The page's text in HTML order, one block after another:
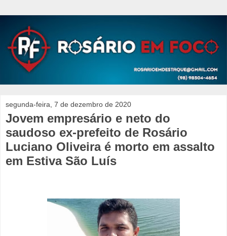
segunda-feira, 7 de dezembro de 2020
Jovem empresário e neto do
saudoso ex-prefeito de Rosário
Luciano Oliveira é morto em assalto
em Estiva São Luís